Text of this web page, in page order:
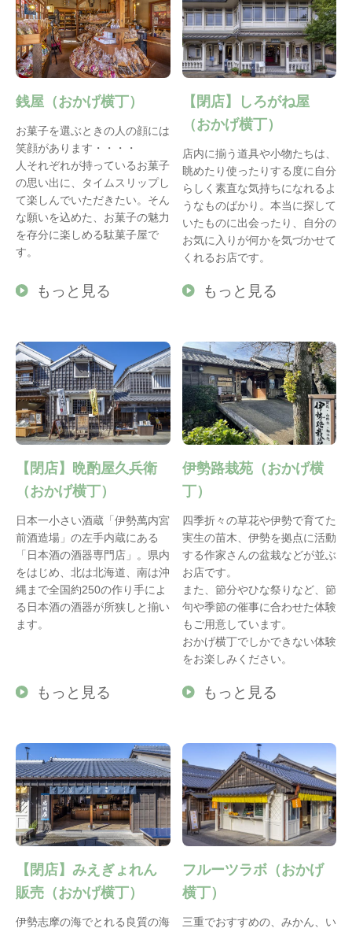
銭屋（おかげ横丁）
お菓子を選ぶときの人の顔には
笑顔があります・・・・
人それぞれが持っているお菓子
の思い出に、タイムスリップし
て楽しんでいただきたい。そん
な願いを込めた、お菓子の魅力
を存分に楽しめる駄菓子屋で
す。
もっと見る
【閉店】しろがね屋
（おかげ横丁）
店内に揃う道具や小物たちは、
眺めたり使ったりする度に自分
らしく素直な気持ちになれるよ
うなものばかり。本当に探して
いたものに出会ったり、自分の
お気に入りが何かを気づかせて
くれるお店です。
もっと見る
【閉店】晩酌屋久兵衛
（おかげ横丁）
日本一小さい酒蔵「伊勢萬内宮
前酒造場」の左手内蔵にある
「日本酒の酒器専門店」。県内
をはじめ、北は北海道、南は沖
縄まで全国約250の作り手によ
る日本酒の酒器が所狭しと揃い
ます。
もっと見る
伊勢路栽苑（おかげ横
丁）
四季折々の草花や伊勢で育てた
実生の苗木、伊勢を拠点に活動
する作家さんの盆栽などが並ぶ
お店です。
また、節分やひな祭りなど、節
句や季節の催事に合わせた体験
もご用意しています。
おかげ横丁でしかできない体験
をお楽しみください。
もっと見る
【閉店】みえぎょれん
販売（おかげ横丁）
伊勢志摩の海でとれる良質の海
フルーツラボ（おかげ
横丁）
三重でおすすめの、みかん、い